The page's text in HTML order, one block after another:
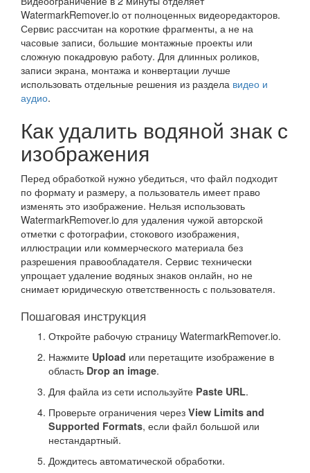
WatermarkRemover.io от полноценных видеоредакторов.
Сервис рассчитан на короткие фрагменты, а не на
часовые записи, большие монтажные проекты или
сложную покадровую работу. Для длинных роликов,
записи экрана, монтажа и конвертации лучше
использовать отдельные решения из раздела видео и
аудио.
Как удалить водяной знак с
изображения
Перед обработкой нужно убедиться, что файл подходит
по формату и размеру, а пользователь имеет право
изменять это изображение. Нельзя использовать
WatermarkRemover.io для удаления чужой авторской
отметки с фотографии, стокового изображения,
иллюстрации или коммерческого материала без
разрешения правообладателя. Сервис технически
упрощает удаление водяных знаков онлайн, но не
снимает юридическую ответственность с пользователя.
Пошаговая инструкция
Откройте рабочую страницу WatermarkRemover.io.
Нажмите Upload или перетащите изображение в
область Drop an image.
Для файла из сети используйте Paste URL.
Проверьте ограничения через View Limits and
Supported Formats, если файл большой или
нестандартный.
Дождитесь автоматической обработки.